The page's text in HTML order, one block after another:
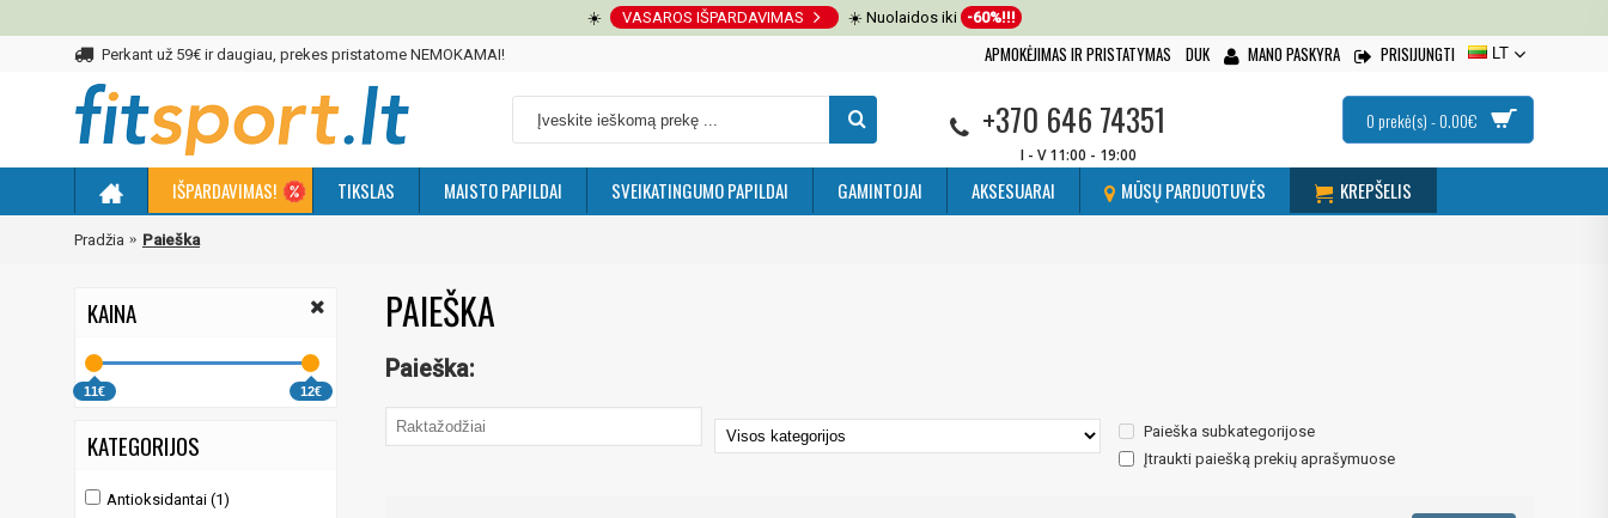
☀️ VASAROS IŠPARDAVIMAS ☀️ Nuolaidos iki -60%!!!
Perkant už 59€ ir daugiau, prekes pristatome NEMOKAMAI! APMOKĖJIMAS IR PRISTATYMAS DUK MANO PASKYRA PRISIJUNGTI LT
+370 646 74351
I - V 11:00 - 19:00
0 prekė(s) - 0.00€
IŠPARDAVIMAS! TIKSLAS MAISTO PAPILDAI SVEIKATINGUMO PAPILDAI GAMINTOJAI AKSESUARAI MŪSŲ PARDUOTUVĖS KREPŠELIS
Pradžia Paieška
KAINA
11€ 12€
KATEGORIJOS
Antioksidantai (1)
PAIEŠKA
Paieška:
Paieška subkategorijose
Įtraukti paiešką prekių aprašymuose